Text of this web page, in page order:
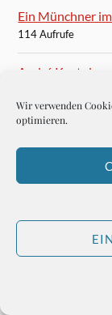
Wir verwenden
optimieren.
Ein Münchner
114 Aufrufe
André
Don Alfredo, der
113 Aufrufe
Die beste
Das Gackerl ins
106 Aufrufe